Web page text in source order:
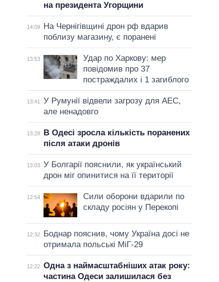
на президента Угорщини
14:09
На Чернігівщині дрон рф вдарив
поблизу магазину, є поранені
13:53
Удар по Харкову: мер
повідомив про 37
постраждалих і 1 загиблого
13:41
У Румунії відвели загрозу для АЕС,
але ненадовго
13:28
В Одесі зросла кількість поранених
після атаки дронів
13:03 У Болгарії пояснили, як український
дрон міг опинитися на її території
12:54
Сили оборони вдарили по
складу росіян у Перекопі
12:32
Боднар пояснив, чому Україна досі не
отримала польські МіГ-29
12:22 Одна з наймасштабніших атак року:
частина Одеси залишилася без